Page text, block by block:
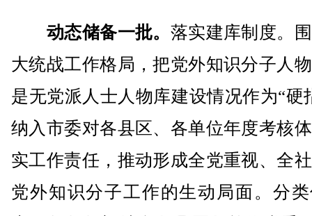
动态储备一批。 落实建库制度。
大统战工作格局，把党外知识分子人
是无党派人士人物库建设情况作为“硬
纳入市委对各县区、各单位年度考核
实工作责任，推动形成全党重视、全
党外知识分子工作的生动局面。分